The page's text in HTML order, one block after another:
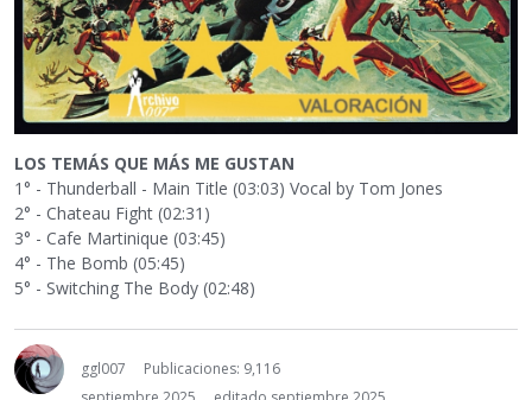
LOS TEMÁS QUE MÁS ME GUSTAN
1° - Thunderball - Main Title (03:03) Vocal by Tom Jones
2° - Chateau Fight (02:31)
3° - Cafe Martinique (03:45)
4° - The Bomb (05:45)
5° - Switching The Body (02:48)
ggl007
Publicaciones: 9,116